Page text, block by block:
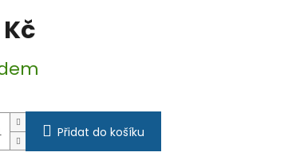
Kč
Přidat do košíku